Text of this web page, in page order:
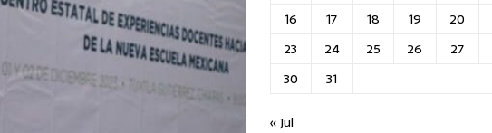
16
17 18 19 20
23
24 25 26 27
30
31
« Jul